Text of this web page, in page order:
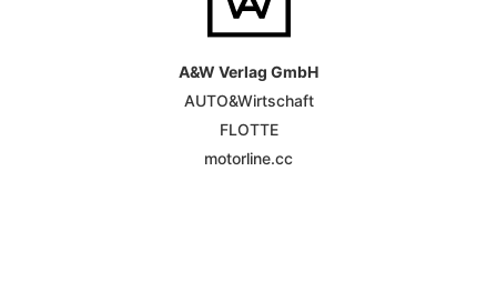
A&W Verlag GmbH
AUTO&Wirtschaft
FLOTTE
motorline.cc